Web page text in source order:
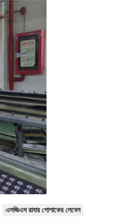
এসজিএস রাবার পোশাকের লেবেল